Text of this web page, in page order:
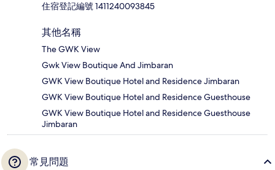
住宿登記編號 1411240093845
其他名稱
The GWK View
Gwk View Boutique And Jimbaran
GWK View Boutique Hotel and Residence Jimbaran
GWK View Boutique Hotel and Residence Guesthouse
GWK View Boutique Hotel and Residence Guesthouse
Jimbaran
常見問題